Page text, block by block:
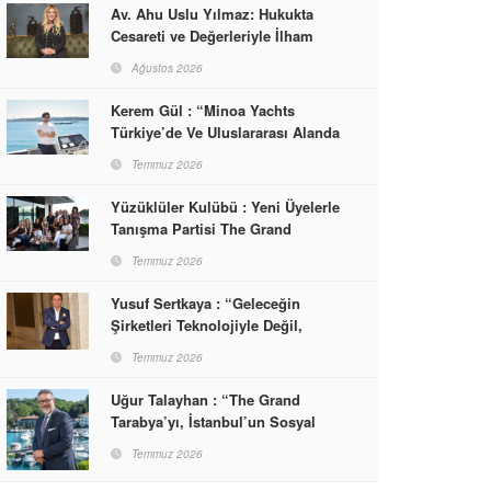
Av. Ahu Uslu Yılmaz: Hukukta
Cesareti ve Değerleriyle İlham
Ağustos 2026
Kerem Gül : “Minoa Yachts
Türkiye’de Ve Uluslararası Alanda
Markası Olacak”
Temmuz 2026
Yüzüklüler Kulübü : Yeni Üyelerle
Tanışma Partisi The Grand
Temmuz 2026
Yusuf Sertkaya : “Geleceğin
Şirketleri Teknolojiyle Değil,
Temmuz 2026
Uğur Talayhan : “The Grand
Tarabya’yı, İstanbul’un Sosyal
Destinasyon Haline Getirmeyi
Temmuz 2026